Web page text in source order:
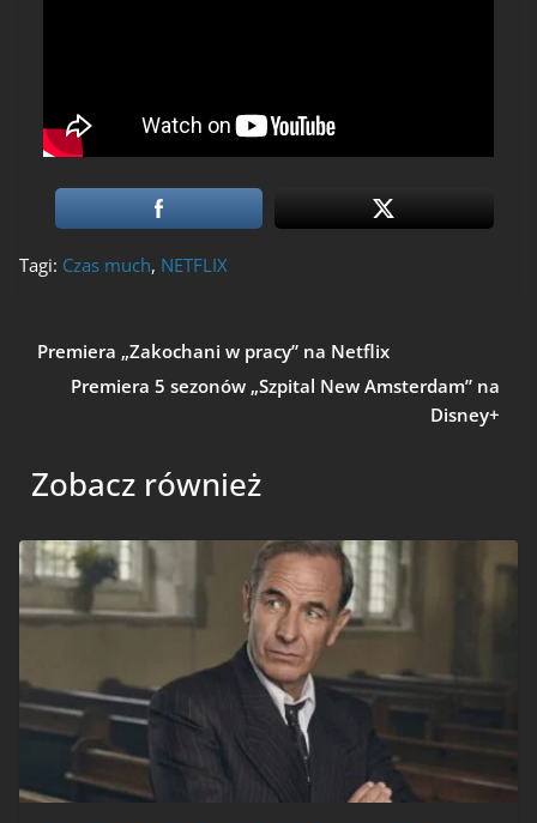
Tagi: Czas much, NETFLIX
Premiera „Zakochani w pracy” na Netflix
Premiera 5 sezonów „Szpital New Amsterdam” na
Disney+
Zobacz również